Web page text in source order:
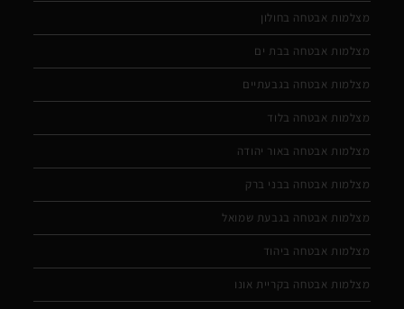
מצלמות אבטחה בחולון
מצלמות אבטחה בבת ים
מצלמות אבטחה בגבעתיים
מצלמות אבטחה בלוד
מצלמות אבטחה באור יהודה
מצלמות אבטחה בבני ברק
מצלמות אבטחה בגבעת שמואל
מצלמות אבטחה ביהוד
מצלמות אבטחה בקריית אונו